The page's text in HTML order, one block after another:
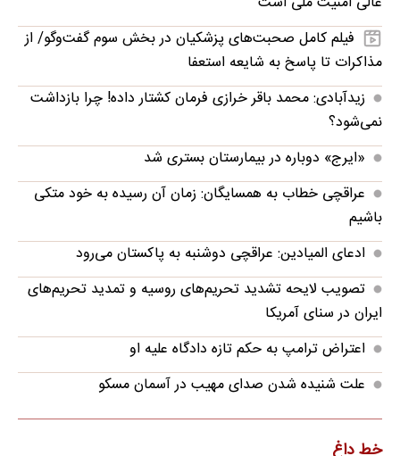
فیلم کامل صحبت‌های پزشکیان در بخش سوم گفت‌وگو/ از
مذاکرات تا پاسخ به شایعه استعفا
زیدآبادی: محمد باقر خرازی فرمان کشتار داده! چرا بازداشت
نمی‌شود؟
«ایرج» دوباره در بیمارستان بستری شد
عراقچی خطاب به همسایگان: زمان آن رسیده به خود متکی
باشیم
ادعای المیادین: عراقچی دوشنبه به پاکستان می‌رود
تصویب لایحه تشدید تحریم‌های روسیه و تمدید تحریم‌های
ایران در سنای آمریکا
اعتراض ترامپ به حکم تازه دادگاه علیه او
علت شنیده شدن صدای مهیب در آسمان مسکو